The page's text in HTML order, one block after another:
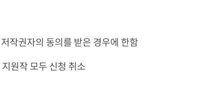
작권자의 동의를 받은 경우에 한함
원작 모두 신청 취소